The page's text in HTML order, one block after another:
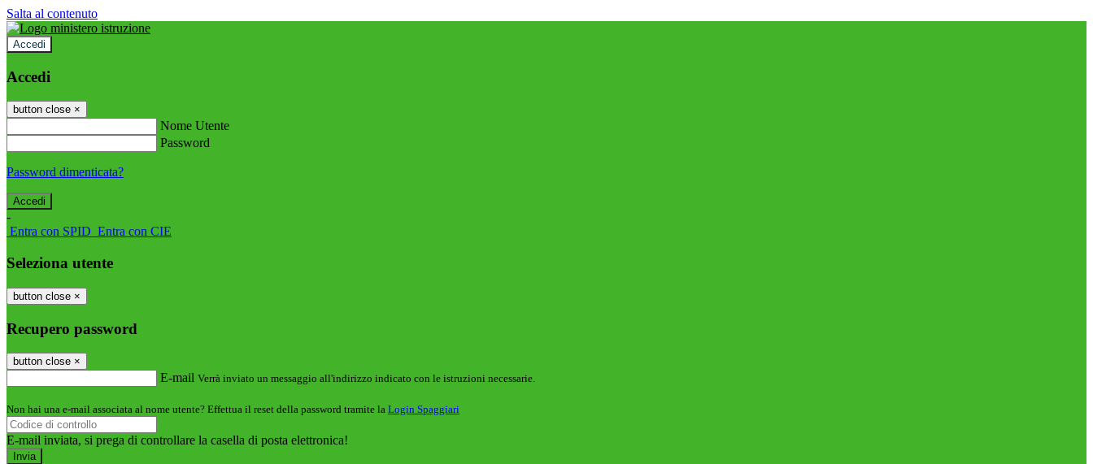
Salta al contenuto
Accedi
Accedi
button close ×
Nome Utente
Password
Password dimenticata?
-
Entra con SPID Entra con CIE
Seleziona utente
button close ×
Recupero password
button close ×
E-mail Verrà inviato un messaggio all'indirizzo indicato con le istruzioni necessarie.
Non hai una e-mail associata al nome utente? Effettua il reset della password tramite la Login Spaggiari
E-mail inviata, si prega di controllare la casella di posta elettronica!